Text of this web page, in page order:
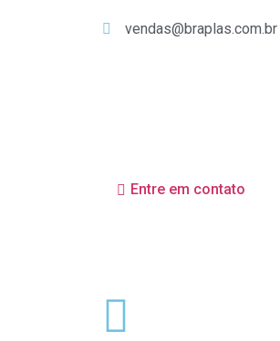
vendas@braplas.com.br
Entre em contato